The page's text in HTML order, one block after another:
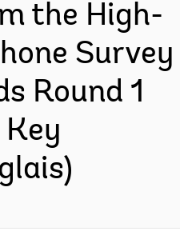
the High-
Survey
Round 1
Key